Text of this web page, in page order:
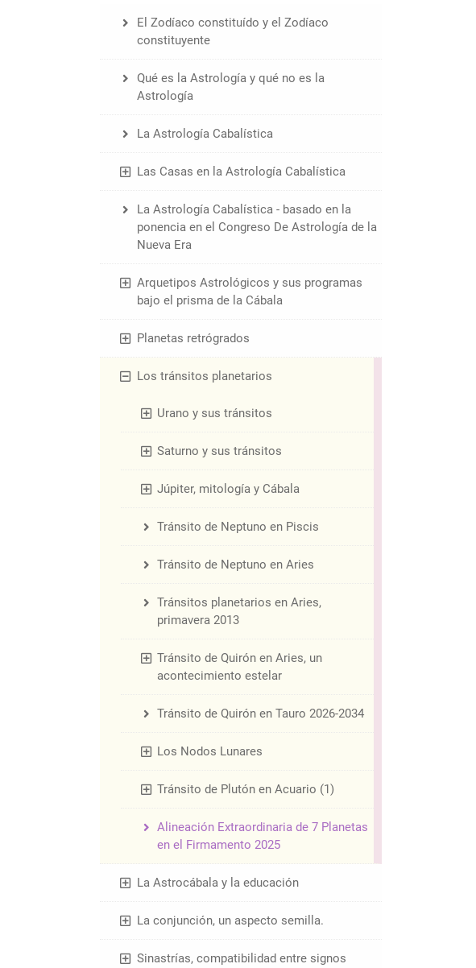
El Zodíaco constituído y el Zodíaco
constituyente
Qué es la Astrología y qué no es la
Astrología
La Astrología Cabalística
Las Casas en la Astrología Cabalística
La Astrología Cabalística - basado en la
ponencia en el Congreso De Astrología de la
Nueva Era
Arquetipos Astrológicos y sus programas
bajo el prisma de la Cábala
Planetas retrógrados
Los tránsitos planetarios
Urano y sus tránsitos
Saturno y sus tránsitos
Júpiter, mitología y Cábala
Tránsito de Neptuno en Piscis
Tránsito de Neptuno en Aries
Tránsitos planetarios en Aries,
primavera 2013
Tránsito de Quirón en Aries, un
acontecimiento estelar
Tránsito de Quirón en Tauro 2026-2034
Los Nodos Lunares
Tránsito de Plutón en Acuario (1)
Alineación Extraordinaria de 7 Planetas
en el Firmamento 2025
La Astrocábala y la educación
La conjunción, un aspecto semilla.
Sinastrías, compatibilidad entre signos